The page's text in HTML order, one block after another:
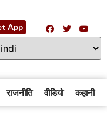
App
राजनीति वीडियो कहानी